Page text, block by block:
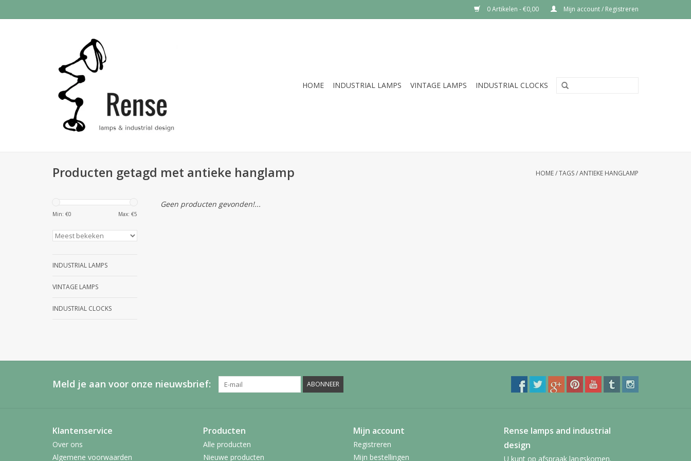
0 Artikelen - €0,00 Mijn account / Registreren
HOME INDUSTRIAL LAMPS VINTAGE LAMPS INDUSTRIAL CLOCKS
Producten getagd met antieke hanglamp HOME/TAGS/ANTIEKE HANGLAMP
Min: €0 Max: €5
INDUSTRIAL LAMPS
VINTAGE LAMPS
INDUSTRIAL CLOCKS
Geen producten gevonden!...
Meld je aan voor onze nieuwsbrief: ABONNEER
Klantenservice
Over ons
Algemene voorwaarden
Producten
Alle producten
Nieuwe producten
Mijn account
Registreren
Mijn bestellingen
Rense lamps and industrial
design
U kunt op afspraak langskomen.